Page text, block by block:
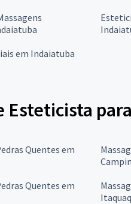
em Indaiatuba
Esteticista
Quentes em
Quentes em